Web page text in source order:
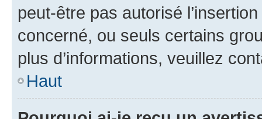
peut-être pas autorisé
concerné, ou seuls certains
plus d’informations, veuillez
Haut